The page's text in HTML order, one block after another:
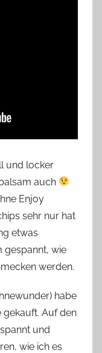
und locker
auch
Enjoy
sehr nur hat
etwas
gespannt, wie
werden.
habe
gekauft. Auf den
und
wie ich es